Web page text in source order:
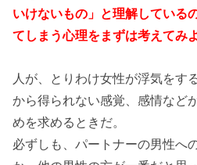
いけないもの」と理解している
てしまう心理をまずは考えてみよ
人が、とりわけ女性が浮気をす
から得られない感覚、感情など
めを求めるときだ。
必ずしも、パートナーの男性へ